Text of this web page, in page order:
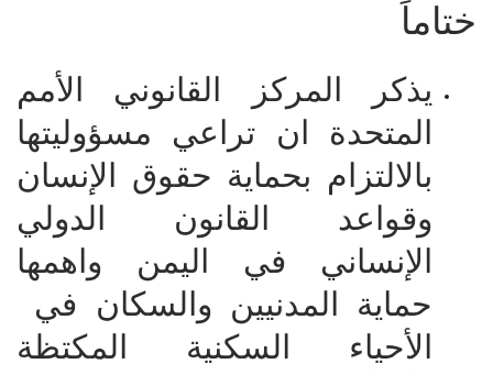
ختاماً
يذكر المركز القانوني الأمم
المتحدة ان تراعي مسؤوليتها
بالالتزام بحماية حقوق الإنسان
وقواعد القانون الدولي
الإنساني في اليمن واهمها
حماية المدنيين والسكان في
الأحياء السكنية المكتظة